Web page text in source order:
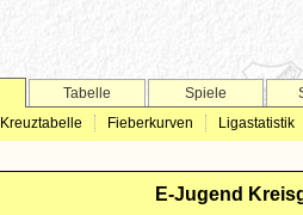
Kreuztabelle Fieberkurven Ligastatistik
Tabelle Spiele
E-Jugend